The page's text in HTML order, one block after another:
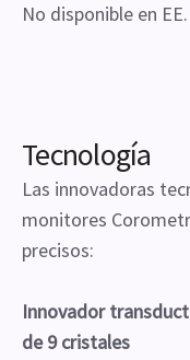
No disponible en
Tecnología
Las innovadoras
monitores
precisos:
Innovador
de 9 cristales